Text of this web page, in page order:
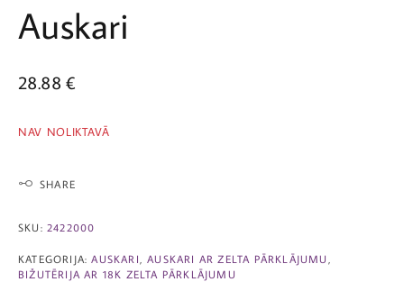
Auskari
28.88€
NAV NOLIKTAVĀ
SHARE
SKU: 2422000
KATEGORIJA:AUSKARI ,AUSKARI AR ZELTA PĀRKLĀJUMU
BIŽUTĒRIJA AR 18K ZELTA PĀRKLĀJUMU